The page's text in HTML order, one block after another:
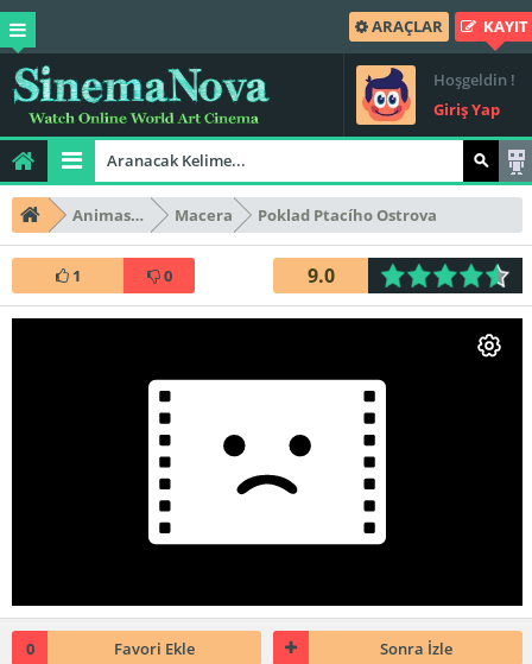
ARAÇLAR KAYIT
Hoşgeldin !
Giriş Yap
Animasyon Macera Poklad Ptacího Ostrova
1 0 9.0
0 Favori Ekle Sonra İzle